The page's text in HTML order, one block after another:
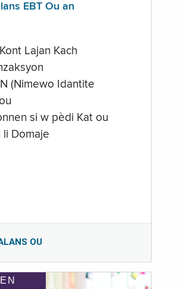
EBT Ou an
Lajan Kach
(Nimewo Idantite
si w pèdi Kat ou
li Domaje
OU